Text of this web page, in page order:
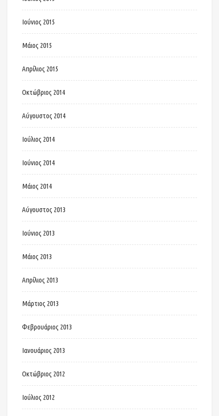
Ιούνιος 2015
Μάιος 2015
Απρίλιος 2015
Οκτώβριος 2014
Αύγουστος 2014
Ιούλιος 2014
Ιούνιος 2014
Μάιος 2014
Αύγουστος 2013
Ιούνιος 2013
Μάιος 2013
Απρίλιος 2013
Μάρτιος 2013
Φεβρουάριος 2013
Ιανουάριος 2013
Οκτώβριος 2012
Ιούλιος 2012